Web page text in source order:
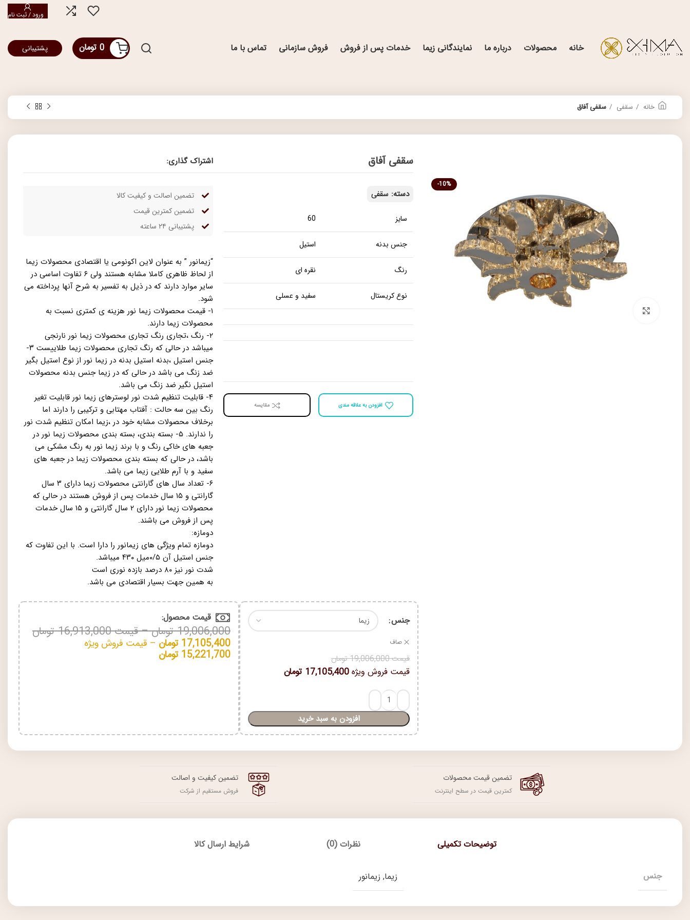
ورود / ثبت نام
خانه محصولات درباره ما نمایندگانی زیما خدمات پس از فروش فروش سازمانی تماس با ما 0 تومان پشتیبانی
خانه سقفی سقفی آفاق
-10%
برای بزرگنمایی کلیک کنید
سقفی آفاق اشتراک گذاری:
دسته: سقفی
سایز 60
جنس بدنه استیل
رنگ نقره ای
نوع کریستال سفید و عسلی
افزودن به علاقه مندی مقايسه
تضمین اصالت و کیفیت کالا
تضمین کمترین قیمت
پشتیبانی ۲۴ ساعته
“زیمانور ” به عنوان لاین اکونومی یا اقتصادی محصولات زیما
از لحاظ ظاهری کاملا مشابه هستند ولی ۶ تفاوت اساسی در
سایر موارد دارند که در ذیل به تفسیر به شرح آنها پرداخته می
شود.
۱- قیمت محصولات زیما نور هزینه ی کمتری نسبت به
محصولات زیما دارند.
۲- رنگ ،تجاری رنگ تجاری محصولات زیما نور نارنجی
میباشد در حالی که رنگ تجاری محصولات زیما طلاییست ۳-
جنس استیل ،بدنه استیل بدنه در زیما نور از نوع استیل بگیر
ضد زنگ می باشد در حالی که در زیما جنس بدنه محصولات
استیل نگیر ضد زنگ می باشد.
۴- قابلیت تنظیم شدت نور لوسترهای زیما نور قابلیت تغیر
رنگ بین سه حالت : آفتاب مهتابی و ترکیبی را دارند اما
برخلاف محصولات مشابه خود در ،زیما امکان تنظیم شدت نور
را ندارند. ۵- بسته بندی، بسته بندی محصولات زیما نور در
جعبه های خاکی رنگ و با برند زیما نور به رنگ مشکی می
باشد، در حالی که بسته بندی محصولات زیما در جعبه های
سفید و با آرم طلایی زیما می باشد.
۶- تعداد سال های گارانتی محصولات زیما دارای ۳ سال
گارانتی و ۱۵ سال خدمات پس از فروش هستند در حالی که
محصولات زیما نور دارای ۲ سال گارانتی و ۱۵ سال خدمات
پس از فروش می باشند.
دومازه:
دومازه تمام ویژگی های زیمانور را دارا است. با این تفاوت که
جنس استیل آن ۰/۵میل ۴۳۰ میباشد.
شدت نور نیز ۸۰ درصد بازده نوری است
به همین جهت بسیار اقتصادی می باشد.
جنس
صاف
قیمت19,006,000تومان
قیمت فروش ویژه17,105,400 تومان
افزودن به سبد خرید
قیمت محصول:​
19,006,000تومان–قیمت16,913,000تومان
17,105,400 تومان – قیمت فروش ویژه
15,221,700 تومان
تضمین قیمت محصولات
کمترین قیمت در سطح اینترنت
تضمین کیفیت و اصالت
فروش مستقیم از شرکت
توضیحات تکمیلی نظرات (0) شرایط ارسال کالا
جنس زیما, زیمانور